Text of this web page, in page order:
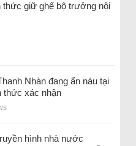
thức giữ ghế bộ trưởng nội
Nhàn đang ẩn náu tại
xác nhận
hình nhà nước